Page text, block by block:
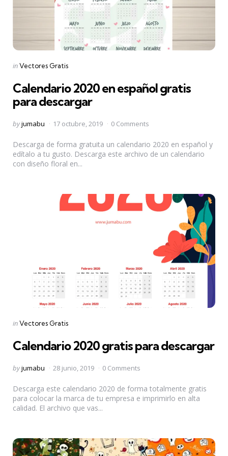
Categories
Posted
inVectores Gratis
Calendario 2020 en español gratis
para descargar
Posted
byjumabu 17 octubre, 2019 0 Comments
Descarga de forma gratuita un calendario 2020 en español y
edítalo a tu gusto. Descarga este archivo de un calendario
con diseño floral en...
Categories
Posted
inVectores Gratis
Calendario 2020 gratis para descargar
Posted
byjumabu 28 junio, 2019 0 Comments
Descarga este calendario 2020 de forma totalmente gratis
para colocar la marca de tu empresa e imprimirlo en alta
calidad. El archivo que vas...